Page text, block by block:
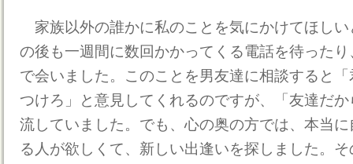
家族以外の誰かに私のことを気にかけてほし
の後も一週間に数回かかってくる電話を待った
で会いました。このことを男友達に相談すると
つけろ」と意見してくれるのですが、「友達だ
流していました。でも、心の奥の方では、本当
る人が欲しくて、新しい出逢いを探しました。